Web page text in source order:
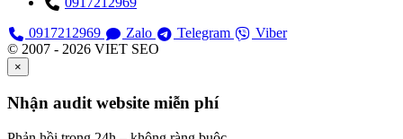
0917212969
Zalo Telegram
Viber
© 2007 - 2026 VIET SEO
×
Nhận audit website miễn phí